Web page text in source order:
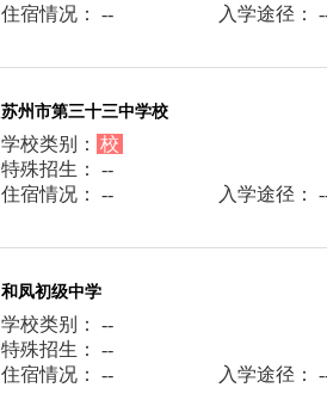
住宿情况： --
入学途径：
苏州市第三十三中学校
学校类别： 校
特殊招生： --
住宿情况： --
入学途径：
和凤初级中学
学校类别： --
特殊招生： --
住宿情况： --
入学途径：